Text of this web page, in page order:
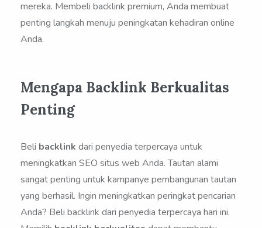
mereka. Membeli backlink premium, Anda membuat
penting langkah menuju peningkatan kehadiran online
Anda.
Mengapa Backlink Berkualitas
Penting
Beli backlink dari penyedia terpercaya untuk
meningkatkan SEO situs web Anda. Tautan alami
sangat penting untuk kampanye pembangunan tautan
yang berhasil. Ingin meningkatkan peringkat pencarian
Anda? Beli backlink dari penyedia terpercaya hari ini.